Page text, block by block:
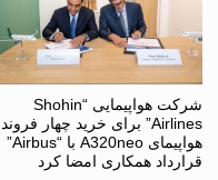
شرکت هواپیمایی “Shohin
Airlines” برای خرید چهار فروند
هواپیمای A320neo با “Airbus”
قرارداد همکاری امضا کرد